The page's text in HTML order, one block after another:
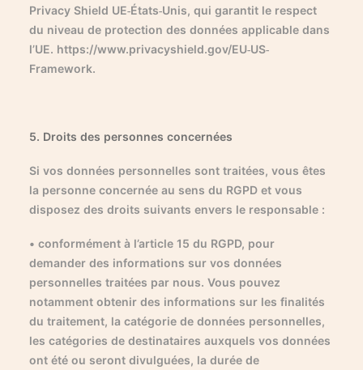
Privacy Shield UE-États-Unis, qui garantit le respect
du niveau de protection des données applicable dans
l’UE. https://www.privacyshield.gov/EU-US-
Framework.
5. Droits des personnes concernées
Si vos données personnelles sont traitées, vous êtes
la personne concernée au sens du RGPD et vous
disposez des droits suivants envers le responsable :
• conformément à l’article 15 du RGPD, pour
demander des informations sur vos données
personnelles traitées par nous. Vous pouvez
notamment obtenir des informations sur les finalités
du traitement, la catégorie de données personnelles,
les catégories de destinataires auxquels vos données
ont été ou seront divulguées, la durée de